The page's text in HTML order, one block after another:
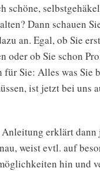
schöne,
Dann schauen
an. Egal, ob Sie
oder ob Sie schon
Sie: Alles was Sie
ist jetzt bei uns
erklärt dann
weist evtl. auf
hin und